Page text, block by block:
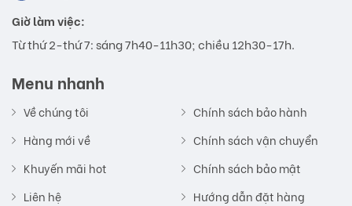
Giờ làm việc:
Từ thứ 2-thứ 7: sáng 7h40-11h30; chiều 12h30-17h.
Menu nhanh
Về chúng tôi
Hàng mới về
Khuyến mãi hot
Liên hệ
Chính sách bảo hành
Chính sách vận chuyển
Chính sách bảo mật
Hướng dẫn đặt hàng